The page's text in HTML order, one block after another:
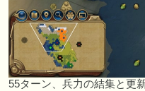
55ターン、兵力の結集と更